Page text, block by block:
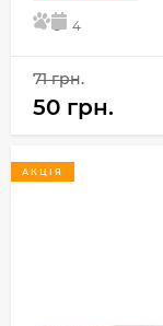
5 4
71 грн.
50 грн.
АКЦІЯ